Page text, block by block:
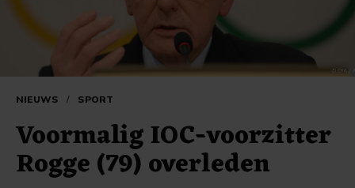
NIEUWS / SPORT
Voormalig IOC-voorzitter
Rogge (79) overleden